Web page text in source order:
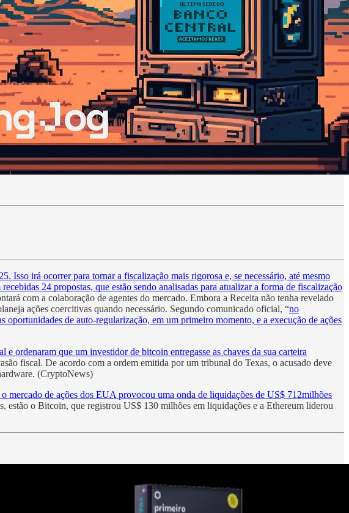
irá ocorrer para tornar a fiscalização mais rigorosa e, se necessário, até mesmo
24 propostas, que estão sendo analisadas para atualizar a forma de fiscalização
com a colaboração de agentes do mercado. Embora a Receita não tenha revelado
ações coercitivas quando necessário. Segundo comunicado oficial, “no
oportunidades de auto-regularização, em um primeiro momento, e a execução de ações
ordenaram que um investidor de bitcoin entregasse as chaves da sua carteira
fiscal. De acordo com a ordem emitida por um tribunal do Texas, o acusado deve
(CryptoNews)
de ações dos EUA provocou uma onda de liquidações de US$ 712milhões
estão o Bitcoin, que registrou US$ 130 milhões em liquidações e a Ethereum liderou